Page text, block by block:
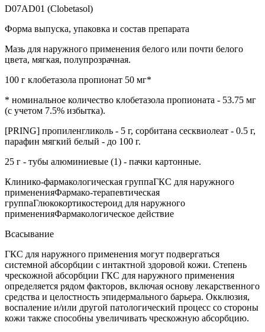
D07AD01 (Clobetasol)
Форма выпуска, упаковка и состав препарата
Мазь для наружного применения белого или почти белого
цвета, мягкая, полупрозрачная.
100 г клобетазола пропионат 50 мг*
* номинальное количество клобетазола пропионата - 53.75 мг
(с учетом 7.5% избытка).
[PRING] пропиленгликоль - 5 г, сорбитана сесквиолеат - 0.5 г,
парафин мягкий белый - до 100 г.
25 г - тубы алюминиевые (1) - пачки картонные.
Клинико-фармакологическая группаГКС для наружного
примененияФармако-терапевтическая
группаГлюкокортикостероид для наружного
примененияФармакологическое действие
Всасывание
ГКС для наружного применения могут подвергаться
системной абсорбции с интактной здоровой кожи. Степень
чрескожной абсорбции ГКС для наружного применения
определяется рядом факторов, включая основу лекарственного
средства и целостность эпидермального барьера. Окклюзия,
воспаление и/или другой патологический процесс со стороны
кожи также способны увеличивать чрескожную абсорбцию.